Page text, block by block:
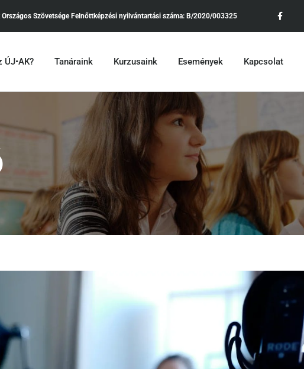
SzövetségeFelnőttképzési nyilvántartási száma: B/2020/003325
ÚJ•AK? Tanáraink Kurzusaink Események Kapcsolat